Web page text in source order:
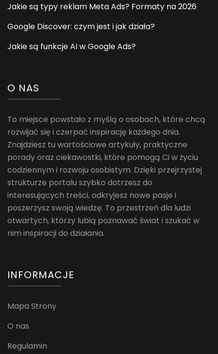
Jakie są typy reklam Meta Ads? Formaty na 2026
Google Discover: czym jest i jak działa?
Jakie są funkcje AI w Google Ads?
O NAS
To miejsce powstało z myślą o osobach, które chcą
rozwijać się i czerpać inspirację każdego dnia.
Znajdziesz tu wartościowe artykuły, praktyczne
porady oraz ciekawostki, które pomogą Ci w życiu
codziennym i rozwoju osobistym. Dzięki przejrzystej
strukturze portalu szybko dotrzesz do
interesujących treści, odkryjesz nowe pasje i
poszerzysz swoją wiedzę. To przestrzeń dla ludzi
otwartych, którzy lubią poznawać świat i szukać w
nim inspiracji do działania.
INFORMACJE
Mapa Strony
O nas
Regulamin